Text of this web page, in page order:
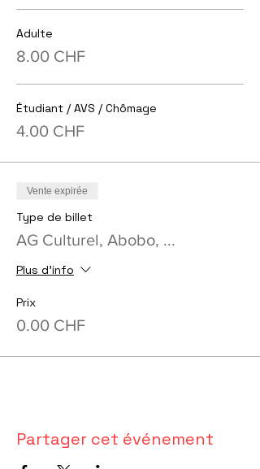
Adulte
8.00 CHF
Étudiant / AVS / Chômage
4.00 CHF
Vente expirée
Type de billet
AG Culturel, Abobo, ...
Plus d'info
Prix
0.00 CHF
Partager cet événement